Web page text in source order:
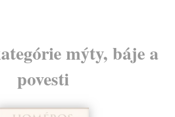
mýty, báje a
povesti